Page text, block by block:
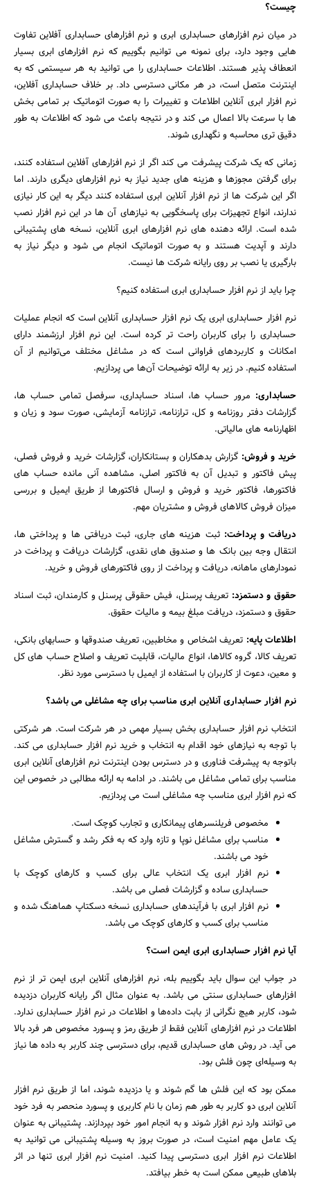
چیست؟
در میان نرم افزارهای حسابداری ابری و نرم افزارهای حسابداری آفلاین تفاوت
هایی وجود دارد، برای نمونه می توانیم بگوییم که نرم افزارهای ابری بسیار
انعطاف پذیر هستند. اطلاعات حسابداری را می توانید به هر سیستمی که به
اینترنت متصل است، در هر مکانی دسترسی داد. بر خلاف حسابداری آفلاین،
نرم افزار ابری آنلاین اطلاعات و تغییرات را به صورت اتوماتیک بر تمامی بخش
ها با سرعت بالا اعمال می کند و در نتیجه باعث می شود که اطلاعات به طور
دقیق تری محاسبه و نگهداری شوند.
زمانی که یک شرکت پیشرفت می کند اگر از نرم افزارهای آفلاین استفاده کنند،
برای گرفتن مجوزها و هزینه های جدید نیاز به نرم افزارهای دیگری دارند. اما
اگر این شرکت ها از نرم افزار آنلاین ابری استفاده کنند دیگر به این کار نیازی
ندارند، انواع تجهیزات برای پاسخگویی به نیازهای آن ها در این نرم افزار نصب
شده است. ارائه دهنده های نرم افزارهای ابری آنلاین، نسخه های پشتیبانی
دارند و آپدیت هستند و به صورت اتوماتیک انجام می شود و دیگر نیاز به
بارگیری یا نصب بر روی رایانه شرکت ها نیست.
چرا باید از نرم افزار حسابداری ابری استفاده کنیم؟
نرم افزار حسابداری ابری یک نرم افزار حسابداری آنلاین است که انجام عملیات
حسابداری را برای کاربران راحت تر کرده است. این نرم افزار ارزشمند دارای
امکانات و کاربردهای فراوانی است که در مشاغل مختلف می‌توانیم از آن
استفاده کنیم. در زیر به ارائه توضیحات آن‌ها می پردازیم.
حسابداری: مرور حساب ها، اسناد حسابداری، سرفصل تمامی حساب ها،
گزارشات دفتر روزنامه و کل، ترازنامه، ترازنامه آزمایشی، صورت سود و زیان و
اظهارنامه های مالیاتی.
خرید و فروش: گزارش بدهکاران و بستانکاران، گزارشات خرید و فروش فصلی،
پیش فاکتور و تبدیل آن به فاکتور اصلی، مشاهده آنی مانده حساب های
فاکتورها، فاکتور خرید و فروش و ارسال فاکتورها از طریق ایمیل و بررسی
میزان فروش کالاهای فروش و مشتریان مهم.
دریافت و پرداخت:ثبت هزینه های جاری، ثبت دریافتی ها و پرداختی ها،
انتقال وجه بین بانک ها و صندوق های نقدی، گزارشات دریافت و پرداخت در
نمودارهای ماهانه، دریافت و پرداخت از روی فاکتورهای فروش و خرید.
حقوق و دستمزد: تعریف پرسنل، فیش حقوقی پرسنل و کارمندان، ثبت اسناد
حقوق و دستمزد، دریافت مبلغ بیمه و مالیات حقوق.
اطلاعات پایه: تعریف اشخاص و مخاطبین، تعریف صندوقها و حسابهای بانکی،
تعریف کالا، گروه کالاها، انواع مالیات، قابلیت تعریف و اصلاح حساب های کل
و معین، دعوت از کاربران با استفاده از ایمیل با دسترسی مورد نظر.
نرم افزار حسابداری آنلاین ابری مناسب برای چه مشاغلی می باشد؟
انتخاب نرم افزار حسابداری بخش بسیار مهمی در هر شرکت است. هر شرکتی
با توجه به نیازهای خود اقدام به انتخاب و خرید نرم افزار حسابداری می کند.
باتوجه به پیشرفت فناوری و در دسترس بودن اینترنت نرم افزارهای آنلاین ابری
مناسب برای تمامی مشاغل می باشند. در ادامه به ارائه مطالبی در خصوص این
که نرم افزار ابری مناسب چه مشاغلی است می پردازیم.
مخصوص فریلنسرهای پیمانکاری و تجارب کوچک است.
مناسب برای مشاغل نوپا و تازه وارد که به فکر رشد و گسترش مشاغل
خود می باشند.
نرم افزار ابری یک انتخاب عالی برای کسب و کارهای کوچک با
حسابداری ساده و گزارشات فصلی می باشد.
نرم افزار ابری با فرآیندهای حسابداری نسخه دسکتاپ هماهنگ شده و
مناسب برای کسب و کارهای کوچک می باشد.
آیا نرم افزار حسابداری ابری ایمن است؟
در جواب این سوال باید بگوییم بله، نرم افزارهای آنلاین ابری ایمن تر از نرم
افزارهای حسابداری سنتی می باشد. به عنوان مثال اگر رایانه کاربران دزدیده
شود، کاربر هیچ نگرانی از بابت داده‌ها و اطلاعات در نرم افزار حسابداری ندارد.
اطلاعات در نرم افزارهای آنلاین فقط از طریق رمز و پسورد مخصوص هر فرد بالا
می آید. در روش های حسابداری قدیم، برای دسترسی چند کاربر به داده ها نیاز
به وسیله‌ای چون فلش بود.
ممکن بود که این فلش ها گم شوند و یا دزدیده شوند، اما از طریق نرم افزار
آنلاین ابری دو کاربر به طور هم زمان با نام کاربری و پسورد منحصر به فرد خود
می توانند وارد نرم افزار شوند و به انجام امور خود بپردازند. پشتیبانی به عنوان
یک عامل مهم امنیت است، در صورت بروز به وسیله پشتیبانی می توانید به
اطلاعات نرم افزار ابری دسترسی پیدا کنید. امنیت نرم افزار ابری تنها در اثر
بلاهای طبیعی ممکن است به خطر بیافتد.